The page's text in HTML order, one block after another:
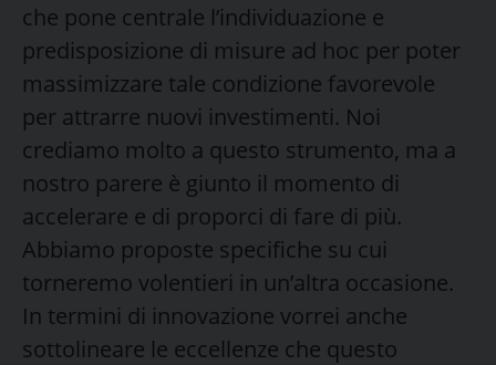
che pone centrale l’individuazione e
predisposizione di misure ad hoc per poter
massimizzare tale condizione favorevole
per attrarre nuovi investimenti. Noi
crediamo molto a questo strumento, ma a
nostro parere è giunto il momento di
accelerare e di proporci di fare di più.
Abbiamo proposte specifiche su cui
torneremo volentieri in un’altra occasione.
In termini di innovazione vorrei anche
sottolineare le eccellenze che questo